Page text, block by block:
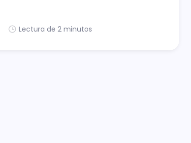
Lectura de 2 minutos